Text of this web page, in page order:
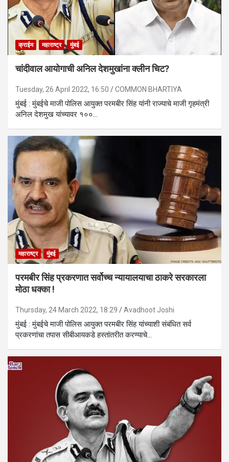
क्राईम महाराष्ट्र मुंबई
चांदीवाल आयोगाची अनिल देशमुखांना क्लीन चिट?
Tuesday, 26 April 2022, 16:50 COMMON BHARTIYA
मुंबई : मुंबईचे माजी पोलिस आयुक्त परमबीर सिंह यांनी राज्याचे माजी गृहमंत्री
अनिल देशमुख यांच्यावर १००…
महाराष्ट्र मुंबई
परमबीर सिंह प्रकरणात सर्वोच्च न्यायालयाचा ठाकरे सरकारला
मोठा धक्का !
Thursday, 24 March 2022, 18:29 Avadhoot Joshi
मुंबई : मुंबईचे माजी पोलिस आयुक्त परमबीर सिंह यांच्याशी संबंधित सर्व
प्रकरणांचा तपास सीबीआयकडे हस्तांतरीत करण्याचे…